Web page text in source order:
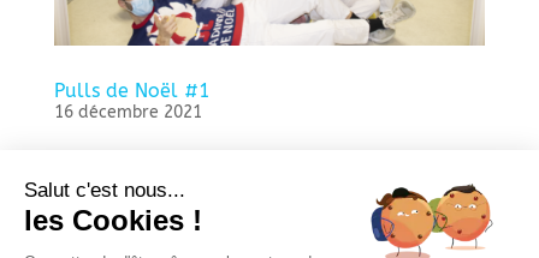
Pulls de Noël #1
16 décembre 2021
la Clinique les Peupliers ! J-8 : nous mettons
aujourd’hui à l’honneur les plus « beaux »
pulls de Noël de l’équipe soignante du
Salut c'est nous...
les Cookies !